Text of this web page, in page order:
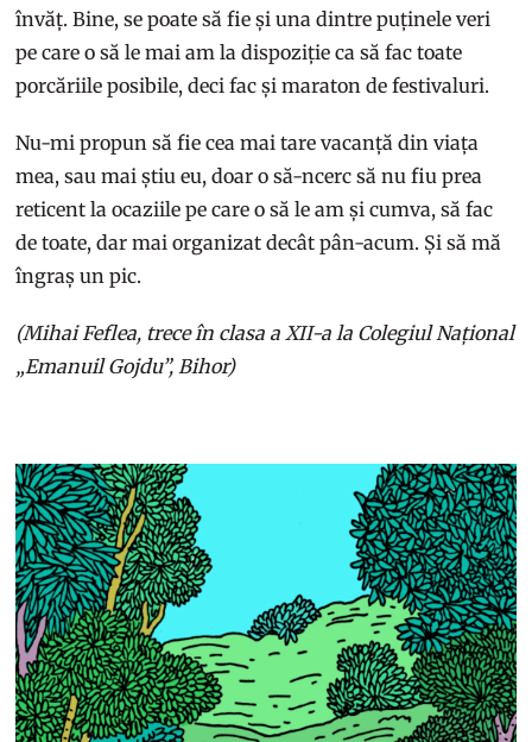
învăț. Bine, se poate să fie și una dintre puținele veri
pe care o să le mai am la dispoziție ca să fac toate
porcăriile posibile, deci fac și maraton de festivaluri.
Nu-mi propun să fie cea mai tare vacanță din viața
mea, sau mai știu eu, doar o să-ncerc să nu fiu prea
reticent la ocaziile pe care o să le am și cumva, să fac
de toate, dar mai organizat decât pân-acum. Și să mă
îngraș un pic.
(Mihai Feflea, trece în clasa a XII-a la Colegiul Național
„Emanuil Gojdu”, Bihor)